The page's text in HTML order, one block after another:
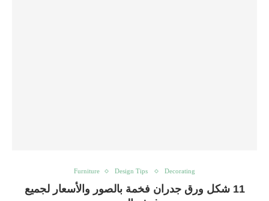
Decorating
Design Tips
Furniture
11 شكل ورق جدران فخمة بالصور والأسعار لجميع